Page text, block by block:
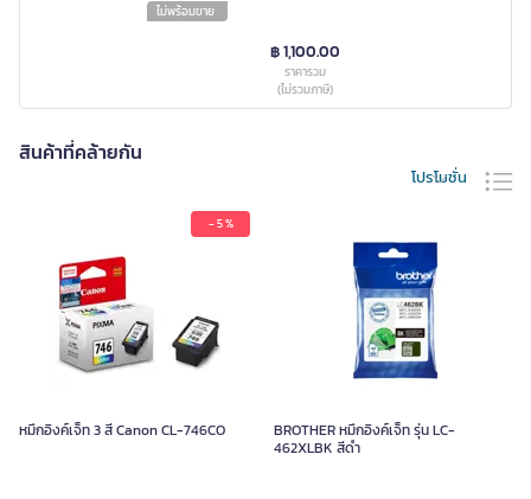
ไม่พร้อมขาย
฿ 1,100.00
ราคารวม
(ไม่รวมภาษี)
สินค้าที่คล้ายกัน
โปรโมชั่น
- 5 %
หมึกอิงค์เจ็ท 3 สี Canon CL-746CO
BROTHER หมึกอิงค์เจ็ท รุ่น LC-
462XLBK สีดำ